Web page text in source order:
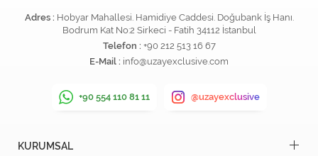
Adres : Hobyar Mahallesi. Hamidiye Caddesi. Doğubank İş Hanı.
Bodrum Kat No:2 Sirkeci - Fatih 34112 İstanbul
Telefon : +90 212 513 16 67
E-Mail : info@uzayexclusive.com
+90 554 110 81 11 @uzayexclusive
KURUMSAL